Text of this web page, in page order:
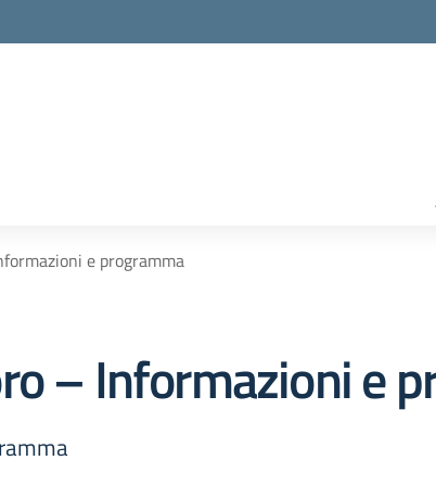
e programma
– Informazioni e